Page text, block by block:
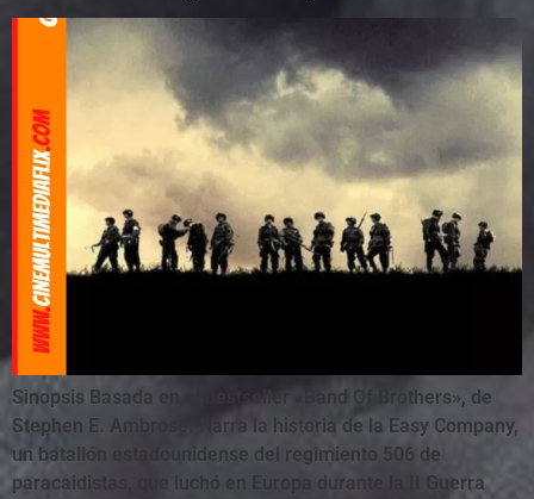
Sinopsis Basada en el bestseller «Band Of Brothers», de
Stephen E. Ambrose. Narra la historia de la Easy Company,
un batallón estadounidense del regimiento 506 de
paracaidistas, que luchó en Europa durante la II Guerra